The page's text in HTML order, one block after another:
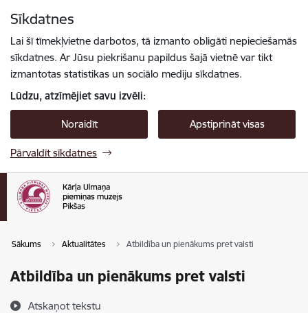
Sīkdatnes
Lai šī tīmekļvietne darbotos, tā izmanto obligāti nepieciešamās
sīkdatnes. Ar Jūsu piekrišanu papildus šajā vietnē var tikt
izmantotas statistikas un sociālo mediju sīkdatnes.
Lūdzu, atzīmējiet savu izvēli:
Noraidīt Apstiprināt visas
Pārvaldīt sīkdatnes
Sākums Aktualitātes Atbildība un pienākums pret valsti
Atbildība un pienākums pret valsti
Atskaņot tekstu